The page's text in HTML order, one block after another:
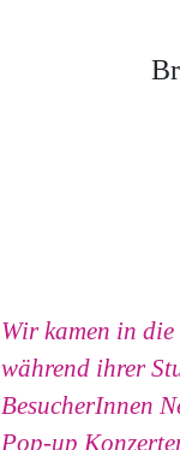
Wir kamen in
während ihrer
BesucherInnen
Pop-up